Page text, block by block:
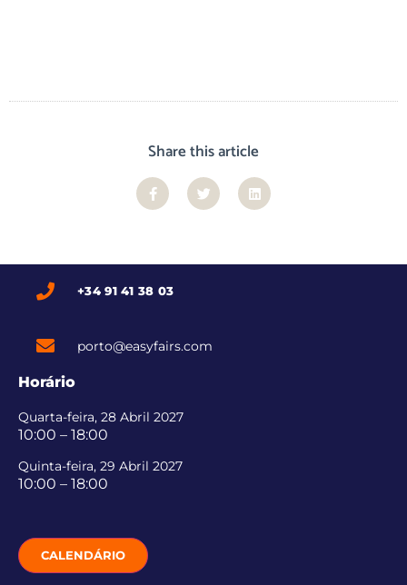
Share this article
+34 91 41 38 03
porto@easyfairs.com
Horário
Quarta-feira, 28 Abril 2027
10:00 – 18:00
Quinta-feira, 29 Abril 2027
10:00 – 18:00
CALENDÁRIO